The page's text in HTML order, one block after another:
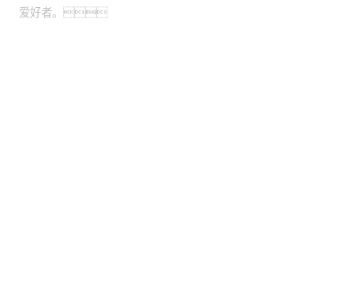
爱好者。